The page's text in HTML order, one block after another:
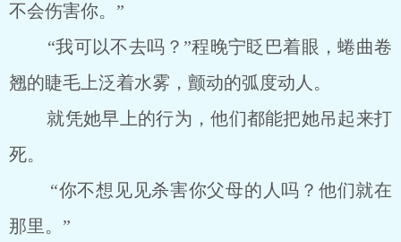
不会伤害你。”
“我可以不去吗？”程晚宁眨巴着眼，蜷曲卷
翘的睫毛上泛着水雾，颤动的弧度动人。
就凭她早上的行为，他们都能把她吊起来打
死。
“你不想见见杀害你父母的人吗？他们就在
那里。”